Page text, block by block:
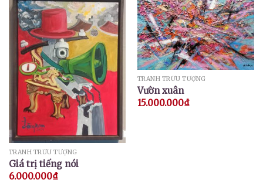
TRANH TRỪU TƯỢNG
Giá trị tiếng nói
6.000.000₫
TRANH TRỪU TƯỢNG
Vườn xuân
15.000.000₫